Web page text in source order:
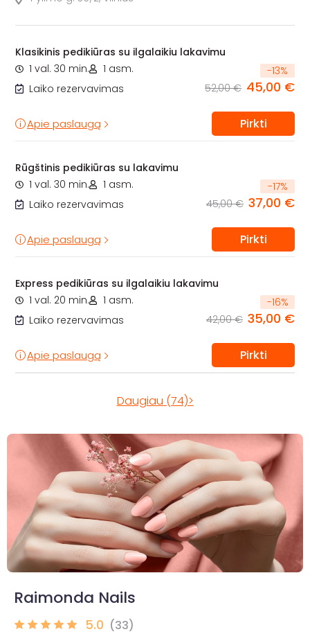
Klasikinis pedikiūras su ilgalaikiu lakavimu
1 val. 30 min.
1 asm.
Laiko rezervavimas
-13%
52,00 € 45,00 €
Apie paslaugą Pirkti
Rūgštinis pedikiūras su lakavimu
1 val. 30 min.
1 asm.
Laiko rezervavimas
-17%
45,00 € 37,00 €
Apie paslaugą Pirkti
Express pedikiūras su ilgalaikiu lakavimu
1 val. 20 min.
1 asm.
Laiko rezervavimas
-16%
42,00 € 35,00 €
Apie paslaugą Pirkti
Daugiau (74)>
Raimonda Nails
5.0 (33)